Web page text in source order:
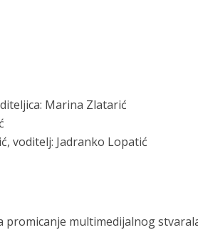
Marina Zlatarić
voditelj: Jadranko Lopatić
promicanje multimedijalnog